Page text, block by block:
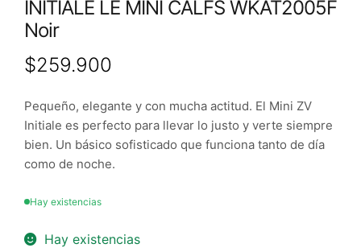
INITIALE LE MINI CALFS WKAT2005F
Noir
$259.900
Pequeño, elegante y con mucha actitud. El Mini ZV
Initiale es perfecto para llevar lo justo y verte siempre
bien. Un básico sofisticado que funciona tanto de día
como de noche.
Hay existencias
Hay existencias